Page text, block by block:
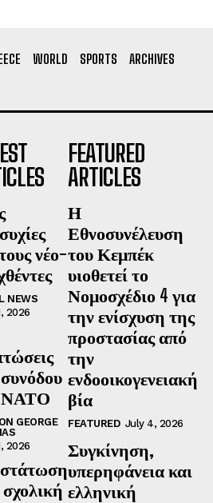
WORLD SPORTS
ARCHIVES
νέο-
NEWS
2026
ΝΑΤΟ
GEORGE
2026
FEATURED
ARTICLES
Η
Εθνοσυνέλευση
του Κεμπέκ
υιοθετεί το
Νομοσχέδιο 4 για
την ενίσχυση της
προστασίας από
την
ενδοοικογενειακή
βία
FEATURED July 4, 2026
Συγκίνηση,
υπερηφάνεια και
ελληνική